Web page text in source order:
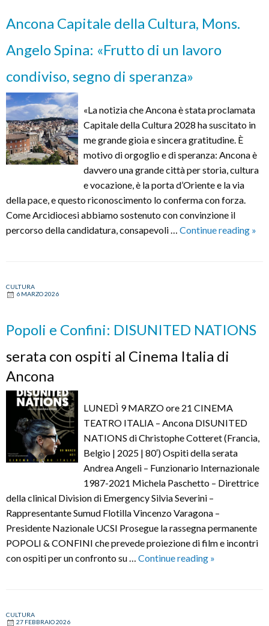
Ancona Capitale della Cultura, Mons.
Angelo Spina: «Frutto di un lavoro
condiviso, segno di speranza»
«La notizia che Ancona è stata proclamata
Capitale della Cultura 2028 ha suscitato in
me grande gioia e sincera gratitudine. È
motivo di orgoglio e di speranza: Ancona è
davvero una grande città per storia, cultura
e vocazione, è la porta d’Oriente e la via
della pace, e questo riconoscimento lo conferma con forza.
Come Arcidiocesi abbiamo sostenuto con convinzione il
percorso della candidatura, consapevoli … Continue reading »
CULTURA
6 MARZO 2026
Popoli e Confini: DISUNITED NATIONS
serata con ospiti al Cinema Italia di
Ancona
LUNEDÌ 9 MARZO ore 21 CINEMA
TEATRO ITALIA – Ancona DISUNITED
NATIONS di Christophe Cotteret (Francia,
Belgio | 2025 | 80′) Ospiti della serata
Andrea Angeli – Funzionario Internazionale
1987-2021 Michela Paschetto – Direttrice
della clinical Division di Emergency Silvia Severini –
Rappresentante Sumud Flotilla Vincenzo Varagona –
Presidente Nazionale UCSI Prosegue la rassegna permanente
POPOLI & CONFINI che prevede proiezione di film e incontri
con ospiti per un confronto su … Continue reading Popoli
»
CULTURA
27 FEBBRAIO 2026